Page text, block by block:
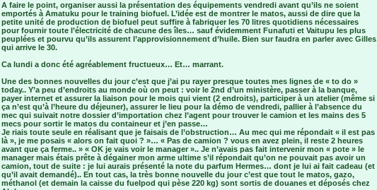
A faire le point, organiser aussi la présentation des équipements vendredi avant qu’ils ne soient
emportés à Amatuku pour le training biofuel. L’idée est de montrer le matos, aussi de dire que la
petite unité de production de biofuel peut suffire à fabriquer les 70 litres quotidiens nécessaires
pour fournir toute l’électricité de chacune des îles… sauf évidemment Funafuti et Vaitupu les plus
peuplées et pourvu qu’ils assurent l’approvisionnement d’huile. Bien sur faudra en parler avec Gilles
qui arrive le 30.
Ca lundi a donc été agréablement fructueux… Et… marrant.
Une des bonnes nouvelles du jour c’est que j’ai pu rayer presque toutes mes lignes de « to do »
today.. Y’a peu d’endroits au monde où on peut : voir le 2nd d’un ministère, passer à la banque,
payer internet et assurer la liaison pour le mois qui vient (2 endroits), participer à un atelier (même si
ça n’est qu’à l’heure du déjeuner), assurer le lieu pour la démo de vendredi, pallier à l’absence du
mec qui suivait notre dossier d’importation chez l’agent pour trouver le camion et les mains des 5
mecs pour sortir le matos du containeur et j’en passe…
Je riais toute seule en réalisant que je faisais de l’obstruction… Au mec qui me répondait « il est pas
là », je me posais « alors on fait quoi ? »… « Pas de camion ? vous en avez plein, il reste 2 heures
avant que ça ferme.. » « OK je vais voir le manager ».. Je n’avais pas fait intervenir mon « pote » le
manager mais étais prête à dégainer mon arme ultime s’il répondait qu’on ne pouvait pas avoir un
camion, tout de suite : je lui aurais présenté la note du parfum Hermes… dont je lui ai fait cadeau (et
qu’il avait demandé).. En tout cas, la très bonne nouvelle du jour c’est que tout le matos, gazo,
méthanol (et demain la caisse du fuelpod qui pèse 220 kg) sont sortis de douanes et déposés chez